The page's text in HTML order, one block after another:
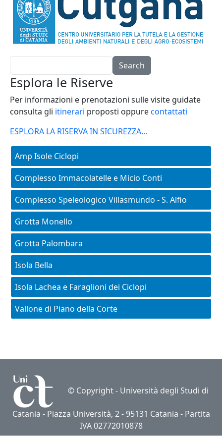
Esplora le Riserve
Per informazioni e prenotazioni sulle visite guidate
consulta gli itinerari proposti oppurecontattati
ESPLORA LA RISERVA IN SICUREZZA...
Main menu - aree-protette
Amp Isole Ciclopi
Complesso Immacolatelle e Micio Conti
Complesso Speleologico Villasmundo - S. Alfio
Grotta Monello
Grotta Palombara
Isola Bella
Isola Lachea e Faraglioni dei Ciclopi
Vallone di Piano della Corte
© Copyright - Università degli Studi di
Catania - Piazza Università, 2 - 95131 Catania - Partita
IVA 02772010878